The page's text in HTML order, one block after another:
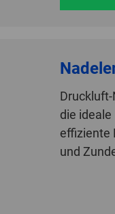
die
effiziente
und